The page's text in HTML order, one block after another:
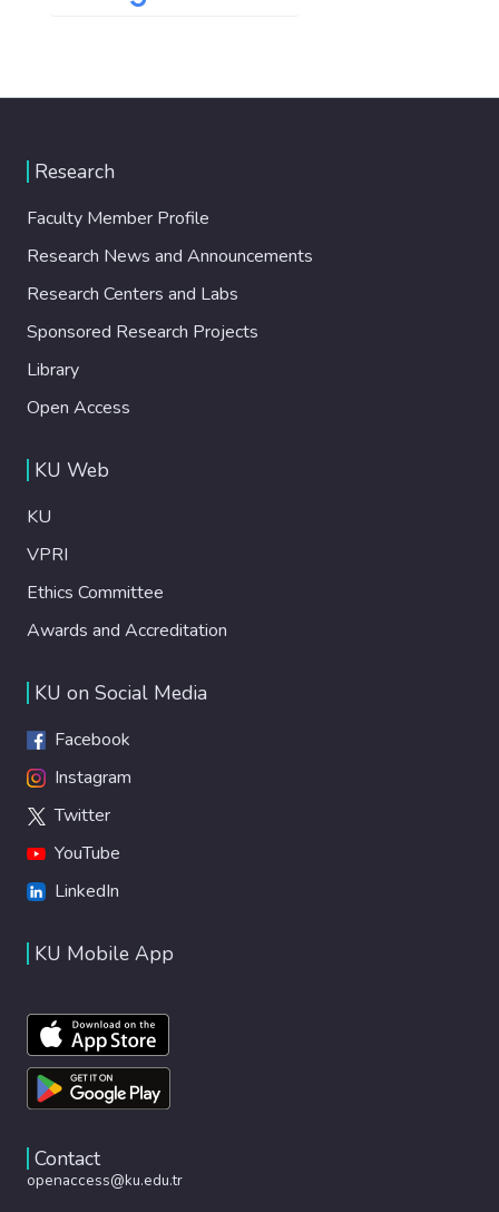
Research
Faculty Member Profile
Research News and Announcements
Research Centers and Labs
Sponsored Research Projects
Library
Open Access
KU Web
KU
VPRI
Ethics Committee
Awards and Accreditation
KU on Social Media
Facebook
Instagram
Twitter
YouTube
LinkedIn
KU Mobile App
Contact
openaccess@ku.edu.tr